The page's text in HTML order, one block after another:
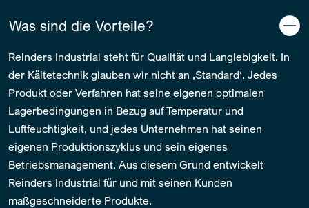
Was sind die Vorteile?
Reinders Industrial steht für Qualität und Langlebigkeit. In
der Kältetechnik glauben wir nicht an ‚Standard‘. Jedes
Produkt oder Verfahren hat seine eigenen optimalen
Lagerbedingungen in Bezug auf Temperatur und
Luftfeuchtigkeit, und jedes Unternehmen hat seinen
eigenen Produktionszyklus und sein eigenes
Betriebsmanagement. Aus diesem Grund entwickelt
Reinders Industrial für und mit seinen Kunden
maßgeschneiderte Produkte.